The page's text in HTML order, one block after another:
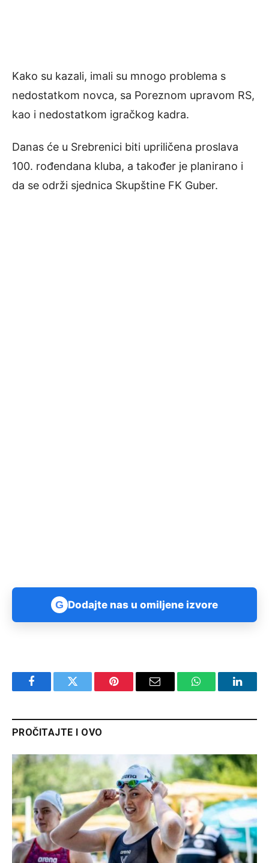
Kako su kazali, imali su mnogo problema s
nedostatkom novca, sa Poreznom upravom RS,
kao i nedostatkom igračkog kadra.
Danas će u Srebrenici biti upriličena proslava
100. rođendana kluba, a također je planirano i
da se održi sjednica Skupštine FK Guber.
G Dodajte nas u omiljene izvore
FacebookTwitter Pinterest Email WhatsApp
PROČITAJTE I OVO